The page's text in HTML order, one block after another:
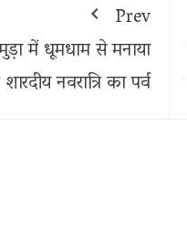
Prev
में धूमधाम से मनाया
नवरात्रि का पर्व